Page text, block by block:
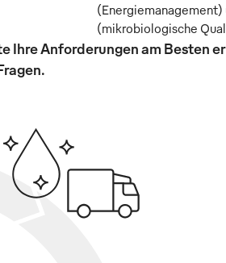
(Energiemanagement)
(mikrobiologische
Anforderungen am Besten